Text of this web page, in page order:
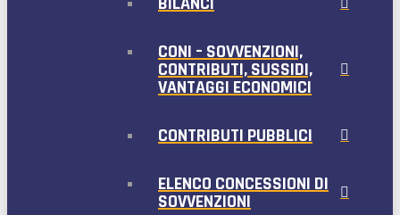
CONI – SOVVENZIONI,
CONTRIBUTI, SUSSIDI,
VANTAGGI ECONOMICI
CONTRIBUTI PUBBLICI
ELENCO CONCESSIONI DI
SOVVENZIONI